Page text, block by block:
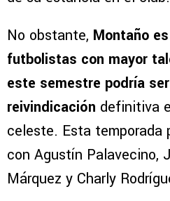
dejado a un lado durante
de su estancia en el club.
No obstante,Montaño
futbolistas con mayor
este semestre podría
reivindicacióndefinitiva